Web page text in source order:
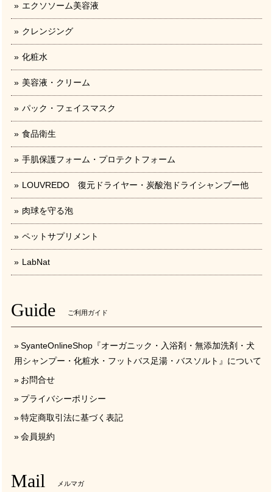
エクソソーム美容液
クレンジング
化粧水
美容液・クリーム
パック・フェイスマスク
食品衛生
手肌保護フォーム・プロテクトフォーム
LOUVREDO 復元ドライヤー・炭酸泡ドライシャンプー他
肉球を守る泡
ペットサプリメント
LabNat
Guide ご利用ガイド
SyanteOnlineShop『オーガニック・入浴剤・無添加洗剤・犬
用シャンプー・化粧水・フットバス足湯・バスソルト』について
お問合せ
プライバシーポリシー
特定商取引法に基づく表記
会員規約
Mail メルマガ